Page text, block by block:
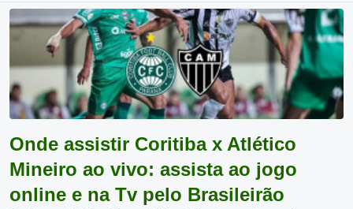
Onde assistir Coritiba x Atlético
Mineiro ao vivo: assista ao jogo
online e na Tv pelo Brasileirão